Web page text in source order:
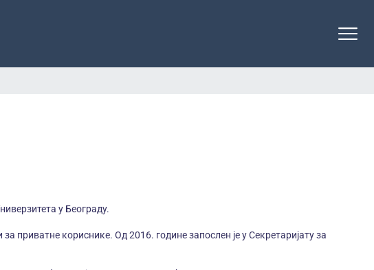
у Београду.
приватне кориснике. Од 2016. године запослен је у Секретаријату за